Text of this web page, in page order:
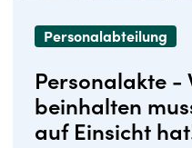
Personalabteilung
Personalakte -
beinhalten
auf Einsicht